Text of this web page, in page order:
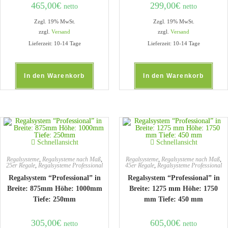
465,00€ netto
Zzgl. 19% MwSt.
zzgl. Versand
Lieferzeit: 10-14 Tage
In den Warenkorb
299,00€ netto
Zzgl. 19% MwSt.
zzgl. Versand
Lieferzeit: 10-14 Tage
In den Warenkorb
Schnellansicht
Regalsysteme, Regalsysteme nach Maß,
25er Regale, Regalsysteme Professional
Regalsystem “Professional” in
Breite: 875mm Höhe: 1000mm
Tiefe: 250mm
305,00€ netto
Schnellansicht
Regalsysteme, Regalsysteme nach Maß,
45er Regale, Regalsysteme Professional
Regalsystem “Professional” in
Breite: 1275 mm Höhe: 1750
mm Tiefe: 450 mm
605,00€ netto